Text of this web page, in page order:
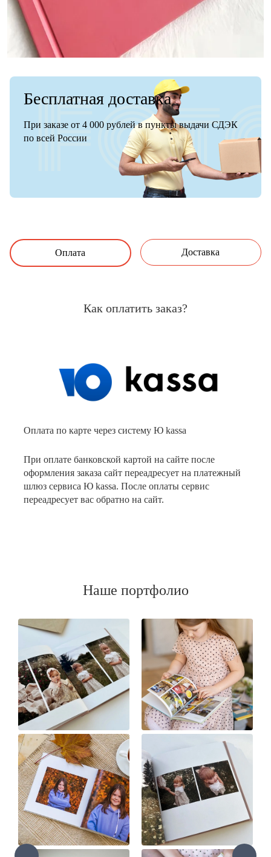
Бесплатная доставка
При заказе от 4 000 рублей в пункты выдачи СДЭК
по всей России
Оплата Доставка
Как оплатить заказ?
Оплата по карте через систему Ю kassa
При оплате банковской картой на сайте после
оформления заказа сайт переадресует на платежный
шлюз сервиса Ю kassa. После оплаты сервис
переадресует вас обратно на сайт.
Наше портфолио